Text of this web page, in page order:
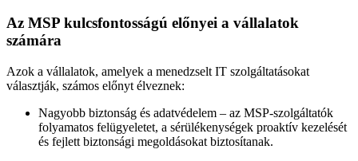
Az MSP kulcsfontosságú előnyei a vállalatok
számára
Azok a vállalatok, amelyek a menedzselt IT szolgáltatásokat
választják, számos előnyt élveznek:
Nagyobb biztonság és adatvédelem – az MSP‑szolgáltatók
folyamatos felügyeletet, a sérülékenységek proaktív kezelését
és fejlett biztonsági megoldásokat biztosítanak.